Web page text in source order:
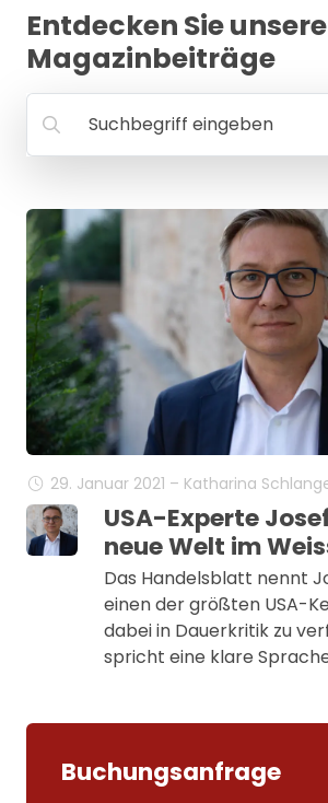
Entdecken Sie unsere
Magazinbeiträge
Suchbegriff eingeben
29. Januar 2021 – Katharina
USA-Experte
neue Welt im
Das Handelsblatt nennt
einen der größten USA-
dabei in Dauerkritik zu
spricht eine klare
Buchungsanfrage